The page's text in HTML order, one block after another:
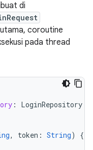
di
coroutine
pada thread
:
LoginRepository
, token : String) {